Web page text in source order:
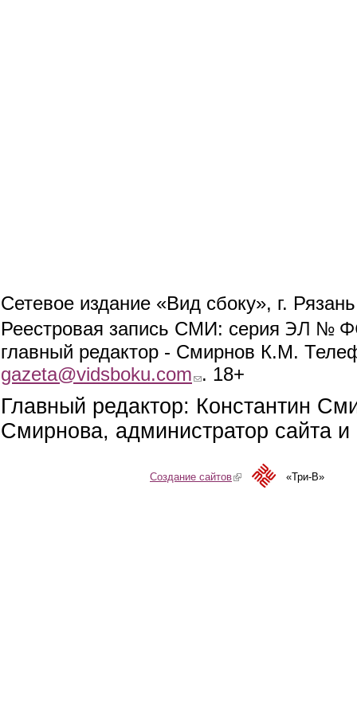
Сетевое издание «Вид сбоку», г.
Реестровая запись СМИ: серия ЭЛ №
главный редактор - Смирнов К.М.
gazeta@vidsboku.com (link sends e-mail)
. 18+
Главный редактор: Константин
Смирнова, администратор сайта
Создание сайтов(link is external)«Три-В»